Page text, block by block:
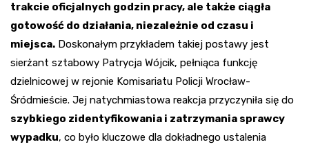
trakcie oficjalnych godzin pracy, ale także ciągła
gotowość do działania, niezależnie od czasu i
miejsca. Doskonałym przykładem takiej postawy jest
sierżant sztabowy Patrycja Wójcik, pełniąca funkcję
dzielnicowej w rejonie Komisariatu Policji Wrocław-
Śródmieście. Jej natychmiastowa reakcja przyczyniła się do
szybkiego zidentyfikowania i zatrzymania sprawcy
wypadku, co było kluczowe dla dokładnego ustalenia